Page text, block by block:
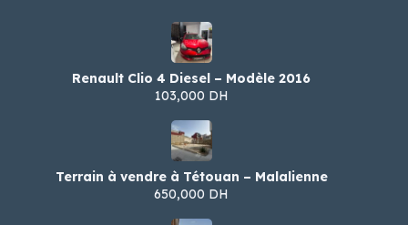
Renault Clio 4 Diesel – Modèle 2016
103,000 DH
Terrain à vendre à Tétouan – Malalienne
650,000 DH